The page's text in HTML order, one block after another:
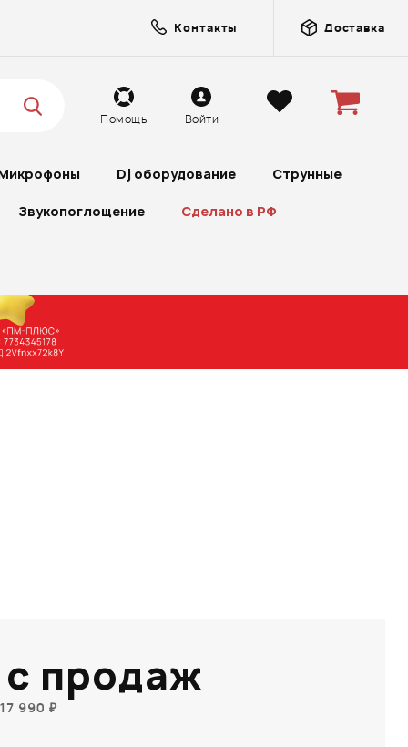
Контакты Доставка
Помощь Войти
Dj оборудование Струнные
Звукопоглощение Сделано в РФ
продаж
990 ₽